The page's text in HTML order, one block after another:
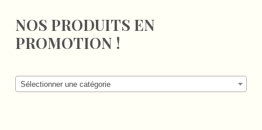
NOS PRODUITS EN
PROMOTION !
Sélectionner une catégorie